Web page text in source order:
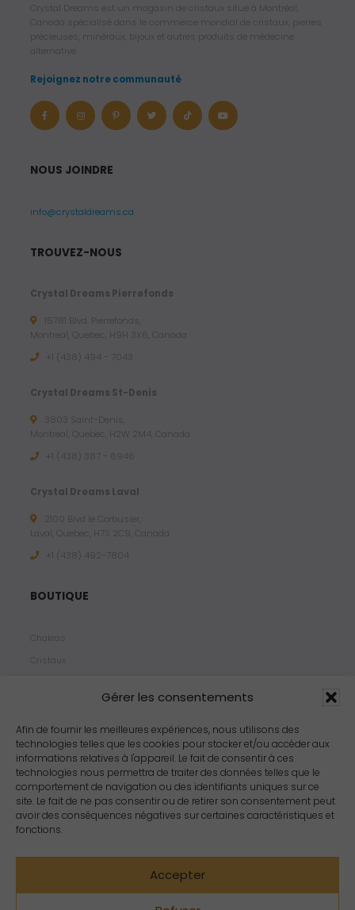
Gérer les consentements
Afin de fournir les meilleures expériences, nous utilisons des
technologies telles que les cookies pour stocker et/ou accéder aux
informations relatives à l'appareil. Le fait de consentir à ces
technologies nous permettra de traiter des données telles que le
comportement de navigation ou des identifiants uniques sur ce
site. Le fait de ne pas consentir ou de retirer son consentement peut
avoir des conséquences négatives sur certaines caractéristiques et
fonctions.
Accepter
Crystal Dreams est un magasin de cristaux situé à Montréal,
Canada spécialisé dans le commerce mondial de cristaux, pierres
précieuses, minéraux, bijoux et autres produits de médecine
alternative.
Rejoignez notre communauté
NOUS JOINDRE
info@crystaldreams.ca
TROUVEZ-NOUS
Crystal Dreams Pierrefonds
15781 Blvd. Pierrefonds,
Montreal, Quebec, H9H 3X6, Canada
+1 (438) 494 - 7043
Crystal Dreams St-Denis
3803 Saint-Denis,
Montreal, Quebec, H2W 2M4, Canada
+1 (438) 387 - 6946
Crystal Dreams Laval
2100 Blvd le Corbusier,
Laval, Quebec, H7S 2C9, Canada
+1 ‪(438) 492-7804‬
BOUTIQUE
Chakras
Cristaux
Propriétés
Arômes
Zodiacs